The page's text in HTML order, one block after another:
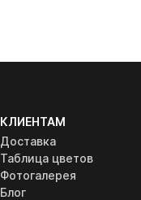
КЛИЕНТАМ
Доставка
Таблица цветов
Фотогалерея
Блог